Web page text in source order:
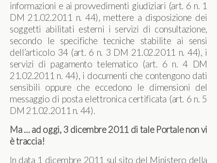
informazioni e ai provvedimenti giudiziari (art. 6 n. 1
DM 21.02.2011 n. 44), mettere a disposizione dei
soggetti abilitati esterni i servizi di consultazione,
secondo le specifiche tecniche stabilite ai sensi
dell’articolo 34 (art. 6 n. 3 DM 21.02.2011 n. 44), i
servizi di pagamento telematico (art. 6 n. 4 DM
21.02.2011 n. 44), i documenti che contengono dati
sensibili oppure che eccedono le dimensioni del
messaggio di posta elettronica certificata (art. 6 n. 5
DM 21.02.2011 n. 44).
Ma … ad oggi, 3 dicembre 2011 di tale Portale non vi
è traccia!
In data 1 dicembre 2011 sul sito del Ministero della